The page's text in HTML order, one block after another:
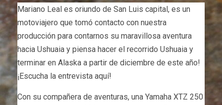
Mariano Leal es oriundo de San Luis capital, es un
motoviajero que tomó contacto con nuestra
producción para contarnos su maravillosa aventura
hacia Ushuaia y piensa hacer el recorrido Ushuaia y
terminar en Alaska a partir de diciembre de este año!
¡Escucha la entrevista aquí!
Con su compañera de aventuras, una Yamaha XTZ 250